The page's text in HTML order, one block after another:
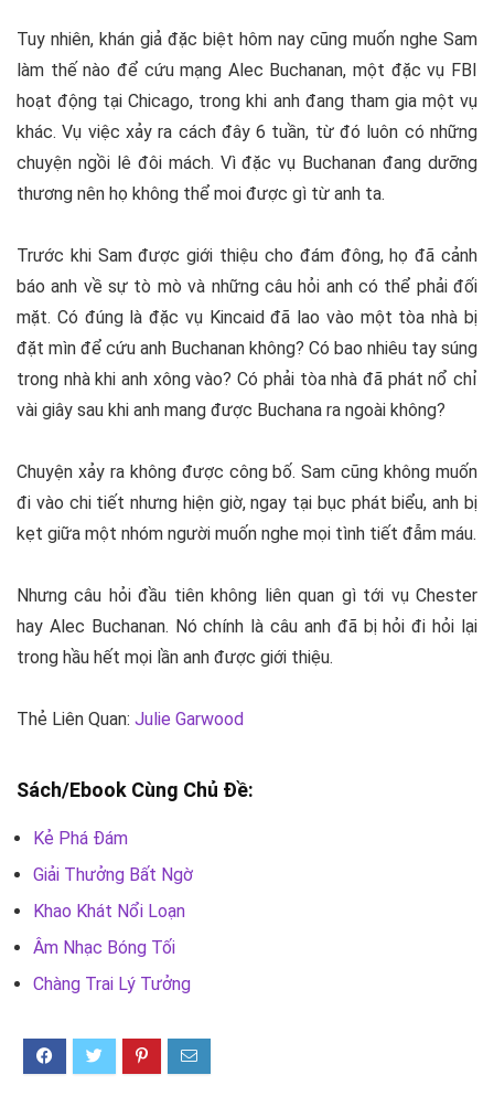
Tuy nhiên, khán giả đặc biệt hôm nay cũng muốn nghe Sam
làm thế nào để cứu mạng Alec Buchanan, một đặc vụ FBI
hoạt động tại Chicago, trong khi anh đang tham gia một vụ
khác. Vụ việc xảy ra cách đây 6 tuần, từ đó luôn có những
chuyện ngồi lê đôi mách. Vì đặc vụ Buchanan đang dưỡng
thương nên họ không thể moi được gì từ anh ta.
Trước khi Sam được giới thiệu cho đám đông, họ đã cảnh
báo anh về sự tò mò và những câu hỏi anh có thể phải đối
mặt. Có đúng là đặc vụ Kincaid đã lao vào một tòa nhà bị
đặt mìn để cứu anh Buchanan không? Có bao nhiêu tay súng
trong nhà khi anh xông vào? Có phải tòa nhà đã phát nổ chỉ
vài giây sau khi anh mang được Buchana ra ngoài không?
Chuyện xảy ra không được công bố. Sam cũng không muốn
đi vào chi tiết nhưng hiện giờ, ngay tại bục phát biểu, anh bị
kẹt giữa một nhóm người muốn nghe mọi tình tiết đẫm máu.
Nhưng câu hỏi đầu tiên không liên quan gì tới vụ Chester
hay Alec Buchanan. Nó chính là câu anh đã bị hỏi đi hỏi lại
trong hầu hết mọi lần anh được giới thiệu.
Thẻ Liên Quan: Julie Garwood
Sách/Ebook Cùng Chủ Đề:
Kẻ Phá Đám
Giải Thưởng Bất Ngờ
Khao Khát Nổi Loạn
Âm Nhạc Bóng Tối
Chàng Trai Lý Tưởng